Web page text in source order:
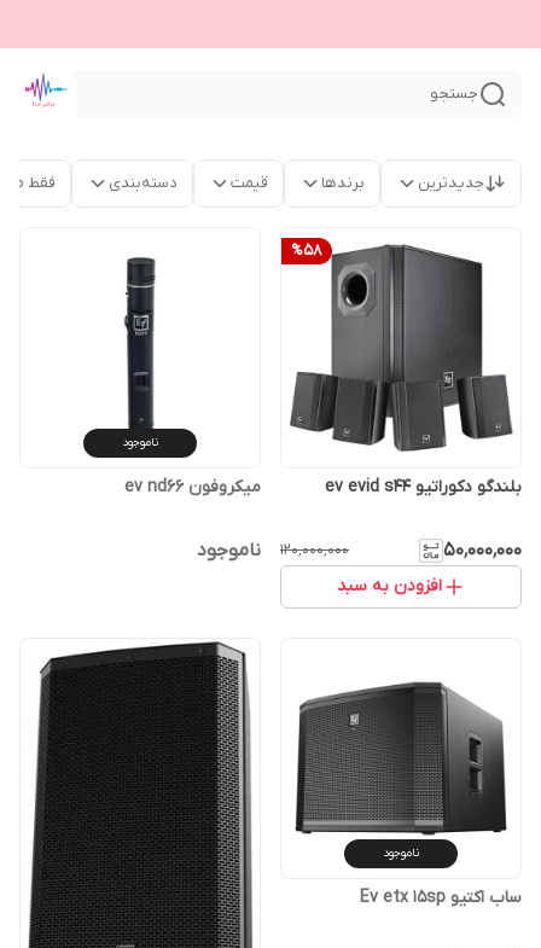
جستجو
جدیدترین برندها قیمت دسته‌بندی فقط
%58
بلندگو دکوراتیو ev evid s44
۵۰٬۰۰۰٬۰۰۰ ۱۲۰٬۰۰۰٬۰۰۰
افزودن به سبد
ناموجود
میکروفون ev nd66
ناموجود
ناموجود
ساب اکتیو Ev etx 15sp